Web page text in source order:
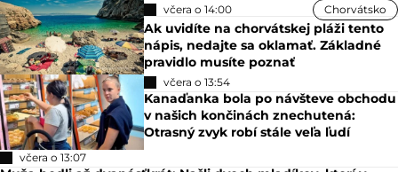
včera o 14:00 Chorvátsko
Ak uvidíte na chorvátskej pláži tento
nápis, nedajte sa oklamať. Základné
pravidlo musíte poznať
včera o 13:54
Kanaďanka bola po návšteve obchodu
v našich končinách znechutená:
Otrasný zvyk robí stále veľa ľudí
včera o 13:07